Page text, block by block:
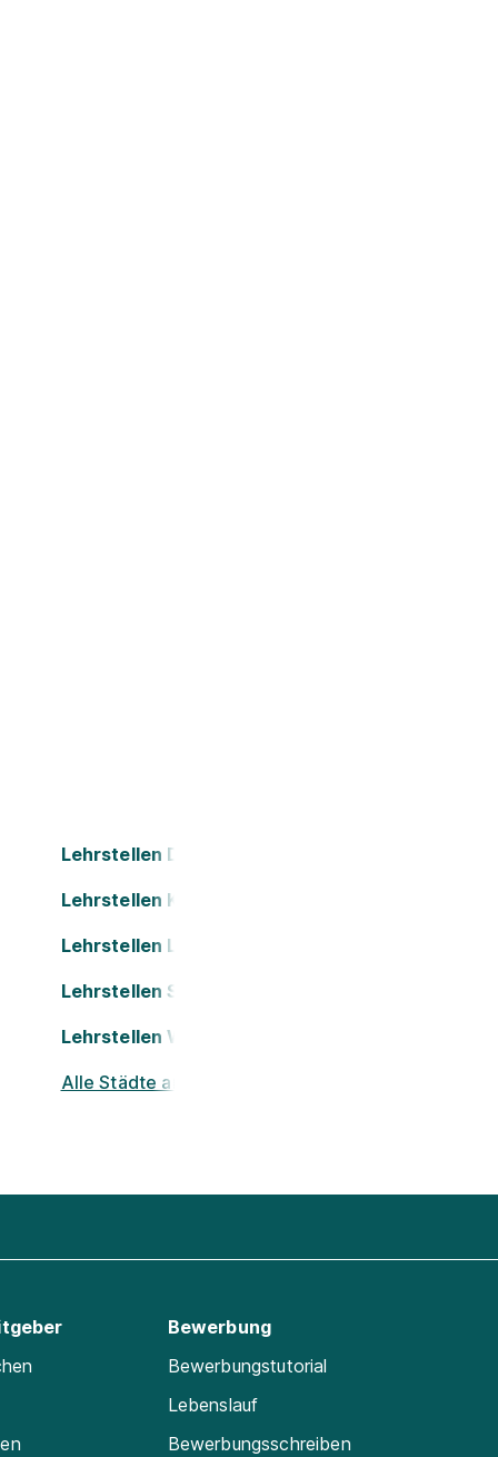
Lehrstellen Dornbirn
Lehrstellen Kapfenberg
Lehrstellen Leonding
Lehrstellen St. Pölten
Lehrstellen Wels
Alle Städte ansehen
Bewerbung
Bewerbungstutorial
Lebenslauf
Bewerbungsschreiben